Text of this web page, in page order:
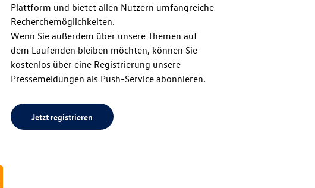
Plattform und bietet allen Nutzern umfangreiche
Recherchemöglichkeiten.
Wenn Sie außerdem über unsere Themen auf
dem Laufenden bleiben möchten, können Sie
kostenlos über eine Registrierung unsere
Pressemeldungen als Push-Service abonnieren.
Jetzt registrieren